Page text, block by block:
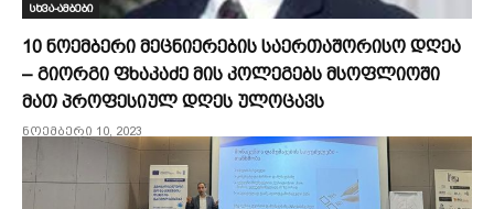
სხვა-ამბები
10 ნოემბერი მეცნიერების საერთაშორისო დღეა
– გიორგი ფხაკაძე მის კოლეგებს მსოფლიოში
მათ პროფესიულ დღეს ულოცავს
ნოემბერი 10, 2023